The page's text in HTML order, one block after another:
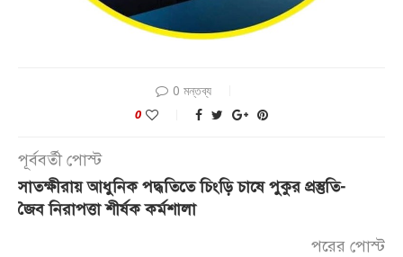
0 মন্তব্য
0
পূর্ববর্তী পোস্ট
সাতক্ষীরায় আধুনিক পদ্ধতিতে চিংড়ি চাষে পুকুর প্রস্তুতি-
জৈব নিরাপত্তা শীর্ষক কর্মশালা
পরের পোস্ট